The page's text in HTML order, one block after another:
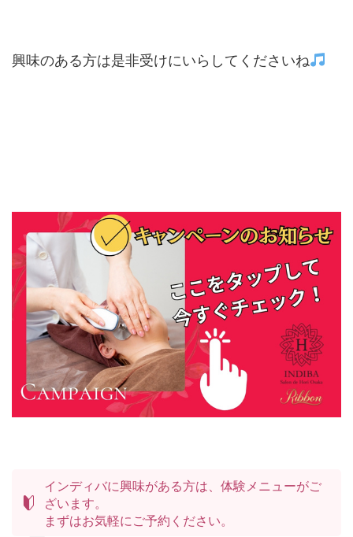
興味のある方は是非受けにいらしてくださいね
インディバに興味がある方は、体験メニューがご
ざいます。
まずはお気軽にご予約ください。